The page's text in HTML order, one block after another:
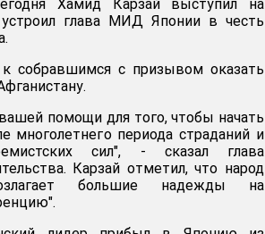
Хамид Карзай выступил на
глава МИД Японии в честь
к собравшимся с призывом оказать
помощи для того, чтобы начать
многолетнего периода страданий и
сил", - сказал глава
Карзай отметил, что народ
большие надежды на